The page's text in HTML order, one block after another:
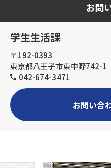
お問
学生生活課
〒192-0393
東京都八王子市東中野742-1
042-674-3471
お問い合